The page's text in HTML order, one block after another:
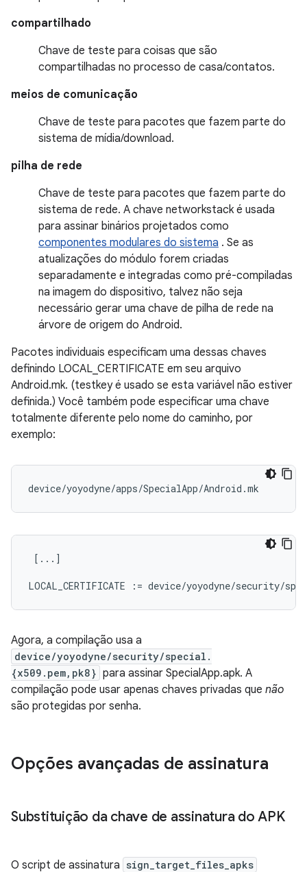
compartilhado
Chave de teste para coisas que são
compartilhadas no processo de casa/contatos.
meios de comunicação
Chave de teste para pacotes que fazem parte do
sistema de mídia/download.
pilha de rede
Chave de teste para pacotes que fazem parte do
sistema de rede. A chave networkstack é usada
para assinar binários projetados como
componentes modulares do sistema . Se as
atualizações do módulo forem criadas
separadamente e integradas como pré-compiladas
na imagem do dispositivo, talvez não seja
necessário gerar uma chave de pilha de rede na
árvore de origem do Android.
Pacotes individuais especificam uma dessas chaves
definindo LOCAL_CERTIFICATE em seu arquivo
Android.mk. (testkey é usado se esta variável não estiver
definida.) Você também pode especificar uma chave
totalmente diferente pelo nome do caminho, por
exemplo:
[...]
Agora, a compilação usa a
device/yoyodyne/security/special.
{x509.pem,pk8} para assinar SpecialApp.apk. A
compilação pode usar apenas chaves privadas que não
são protegidas por senha.
Opções avançadas de assinatura
Substituição da chave de assinatura do APK
O script de assinatura sign_target_files_apks